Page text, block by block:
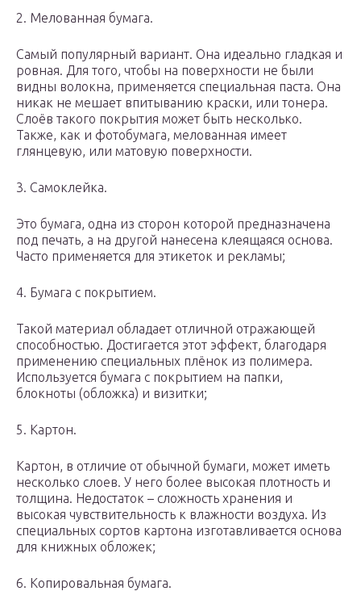
2. Мелованная бумага.
Самый популярный вариант. Она идеально гладкая и
ровная. Для того, чтобы на поверхности не были
видны волокна, применяется специальная паста. Она
никак не мешает впитыванию краски, или тонера.
Слоёв такого покрытия может быть несколько.
Также, как и фотобумага, мелованная имеет
глянцевую, или матовую поверхности.
3. Самоклейка.
Это бумага, одна из сторон которой предназначена
под печать, а на другой нанесена клеящаяся основа.
Часто применяется для этикеток и рекламы;
4. Бумага с покрытием.
Такой материал обладает отличной отражающей
способностью. Достигается этот эффект, благодаря
применению специальных плёнок из полимера.
Используется бумага с покрытием на папки,
блокноты (обложка) и визитки;
5. Картон.
Картон, в отличие от обычной бумаги, может иметь
несколько слоев. У него более высокая плотность и
толщина. Недостаток – сложность хранения и
высокая чувствительность к влажности воздуха. Из
специальных сортов картона изготавливается основа
для книжных обложек;
6. Копировальная бумага.